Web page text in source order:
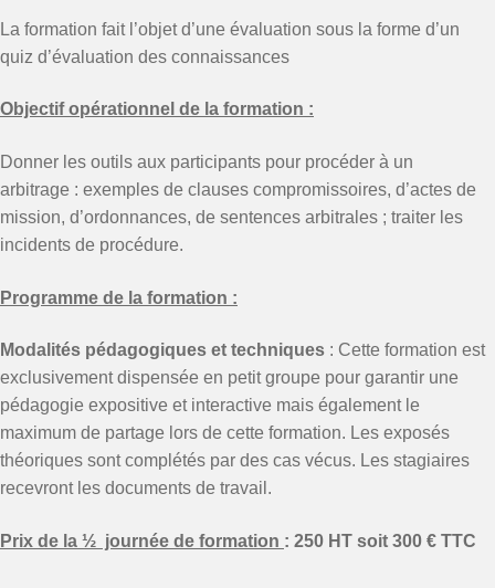
La formation fait l’objet d’une évaluation sous la forme d’un
quiz d’évaluation des connaissances
Objectif opérationnel de la formation :
Donner les outils aux participants pour procéder à un
arbitrage : exemples de clauses compromissoires, d’actes de
mission, d’ordonnances, de sentences arbitrales ; traiter les
incidents de procédure.
Programme de la formation :
Modalités pédagogiques et techniques : Cette formation est
exclusivement dispensée en petit groupe pour garantir une
pédagogie expositive et interactive mais également le
maximum de partage lors de cette formation. Les exposés
théoriques sont complétés par des cas vécus. Les stagiaires
recevront les documents de travail.
Prix de la ½ journée de formation : 250 HT soit 300 € TTC